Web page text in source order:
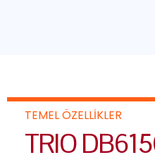
TEMEL ÖZELLIKLER
TRIO